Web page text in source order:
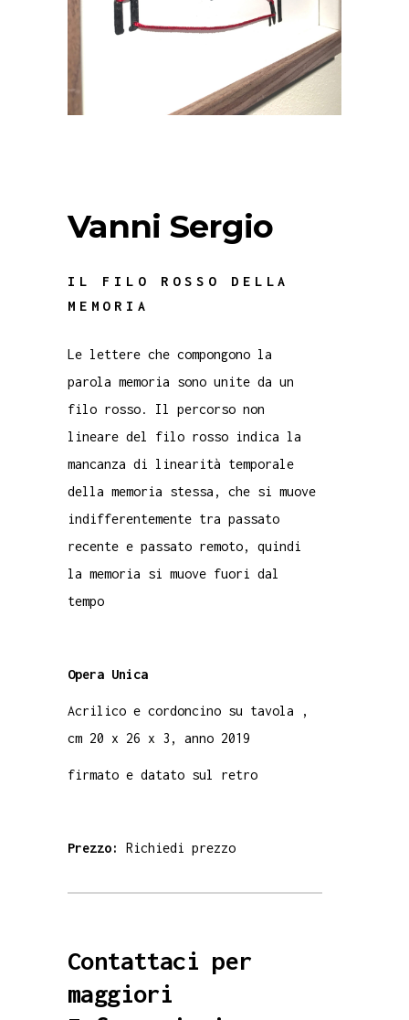
Vanni Sergio
IL FILO ROSSO DELLA
MEMORIA
Le lettere che compongono la
parola memoria sono unite da un
filo rosso. Il percorso non
lineare del filo rosso indica la
mancanza di linearità temporale
della memoria stessa, che si muove
indifferentemente tra passato
recente e passato remoto, quindi
la memoria si muove fuori dal
tempo
Opera Unica
Acrilico e cordoncino su tavola ,
cm 20 x 26 x 3, anno 2019
firmato e datato sul retro
Prezzo: Richiedi prezzo
Contattaci per
maggiori